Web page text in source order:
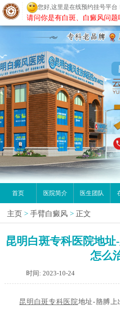
昆明白癜
首页 医院简介 医生团队
主页 > 手臂白癜风 > 正文
昆明白斑专科医院地
怎么
时间: 2023-10-24
昆明白斑专科医院地址-胳膊上
您好,这里是在线预约挂号平台
请问你是有白斑、白癜风问题